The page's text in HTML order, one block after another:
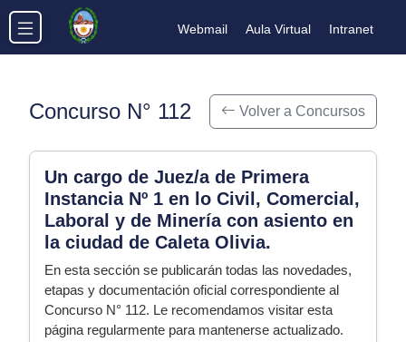
Webmail Aula Virtual Intranet
Concurso N° 112 Volver a Concursos
Un cargo de Juez/a de Primera
Instancia Nº 1 en lo Civil, Comercial,
Laboral y de Minería con asiento en
la ciudad de Caleta Olivia.
En esta sección se publicarán todas las novedades,
etapas y documentación oficial correspondiente al
Concurso N° 112. Le recomendamos visitar esta
página regularmente para mantenerse actualizado.